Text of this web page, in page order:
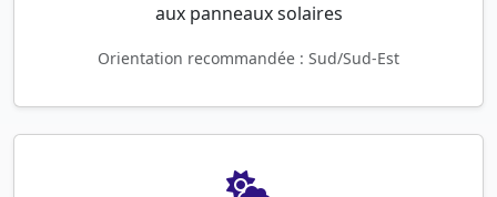
aux panneaux solaires
Orientation recommandée : Sud/Sud-Est